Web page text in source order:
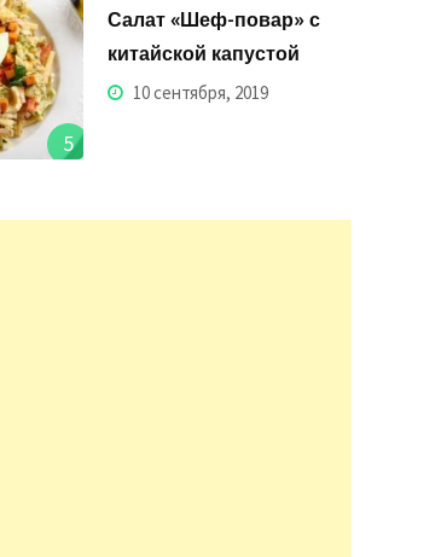
5
Салат «Шеф-повар» с
китайской капустой
10 сентября, 2019